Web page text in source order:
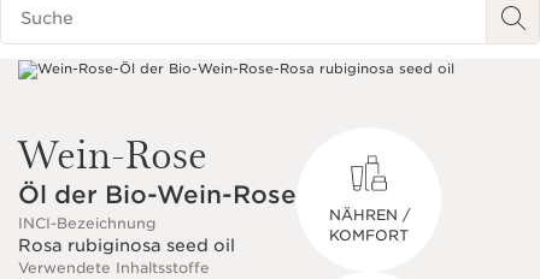
Wein-Rose
Öl der Bio-Wein-Rose
INCI-Bezeichnung
Rosa rubiginosa seed oil
Verwendete Inhaltsstoffe
NÄHREN /
KOMFORT